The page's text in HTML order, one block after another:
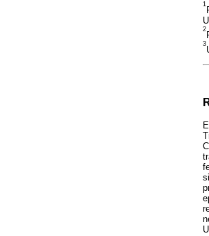
1
2
3